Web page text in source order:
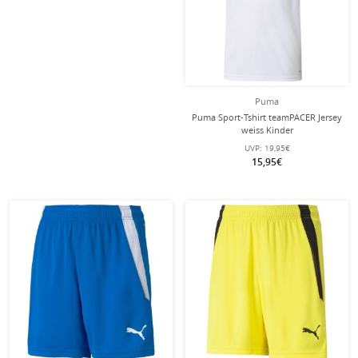
Puma
Puma Sport-Tshirt teamPACER Jersey
weiss Kinder
UVP: 19,95€
15,95€